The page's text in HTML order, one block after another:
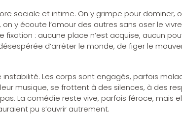
sociale et intime. On y grimpe pour dominer,
on y écoute l’amour des autres sans oser le
: aucune place n’est acquise, aucun
d’arrêter le monde, de figer le
Les corps sont engagés, parfois
musique, se frottent à des silences, à des
La comédie reste vive, parfois féroce, mais
pu s’ouvrir autrement.